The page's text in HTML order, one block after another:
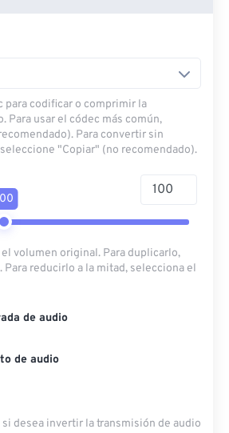
URL
para codificar o comprimir la
Para usar el códec más común,
Para convertir sin
"Copiar" (no recomendado).
volumen original. Para duplicarlo,
Para reducirlo a la mitad, selecciona el
de audio
de audio
desea invertir la transmisión de audio